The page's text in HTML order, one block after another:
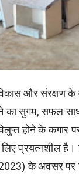
और संरक्षण के
का सुगम,सफल
होने के कगार
लिए प्रयत्नशील है।
के अवसर पर